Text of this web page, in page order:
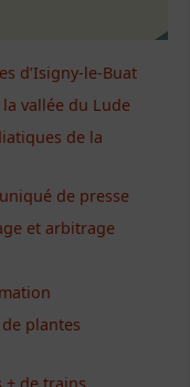
d’Isigny-le-Buat
vallée du Lude
de la
de presse
et arbitrage
plantes